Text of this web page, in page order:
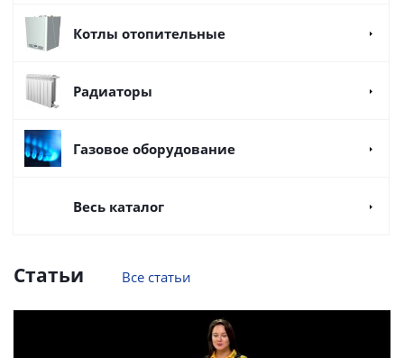
Котлы отопительные
Радиаторы
Газовое оборудование
Весь каталог
Статьи Все статьи